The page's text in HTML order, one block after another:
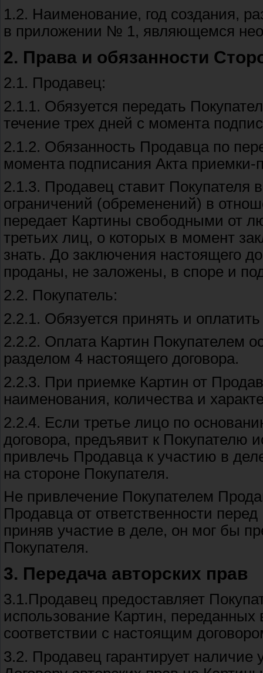
1.2. Наименование, год создания,
в приложении № 1, являющемся
2. Права и обязанности
2.1. Продавец:
2.1.1. Обязуется передать
течение трех дней с момента
2.1.2. Обязанность Продавца по
момента подписания Акта приемки-
2.1.3. Продавец ставит Покупателя
ограничений (обременений) в
передает Картины свободными от
третьих лиц, о которых в момент
знать. До заключения настоящего
проданы, не заложены, в споре и
2.2. Покупатель:
2.2.1. Обязуется принять и
2.2.2. Оплата Картин Покупателем
разделом 4 настоящего договора.
2.2.3. При приемке Картин от
наименования, количества и
2.2.4. Если третье лицо по
договора, предъявит к Покупателю
привлечь Продавца к участию в
на стороне Покупателя.
Не привлечение Покупателем
Продавца от ответственности
приняв участие в деле, он мог бы
Покупателя.
3. Передача авторских прав
3.1.Продавец предоставляет
использование Картин, переданных
соответствии с настоящим
3.2. Продавец гарантирует